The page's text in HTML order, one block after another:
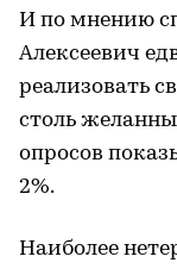
И по мнению
Алексеевич
реализовать
столь
опросов
2%.
Наиболее